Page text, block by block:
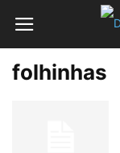
folhinhas